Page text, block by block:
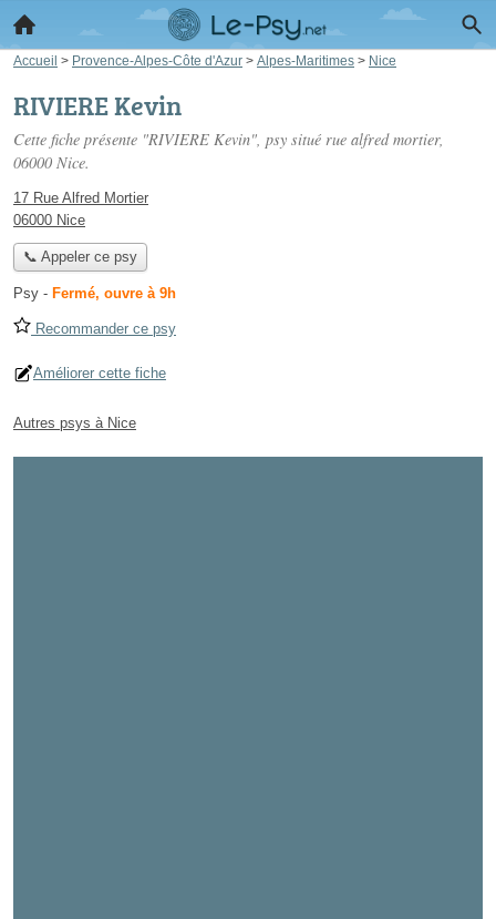
Accueil > Provence-Alpes-Côte d'Azur > Alpes-Maritimes > Nice
RIVIERE Kevin
Cette fiche présente "RIVIERE Kevin", psy situé rue alfred mortier,
06000 Nice.
17 Rue Alfred Mortier
06000 Nice
📞 Appeler ce psy
Psy - Fermé, ouvre à 9h
Recommander ce psy
Améliorer cette fiche
Autres psys à Nice